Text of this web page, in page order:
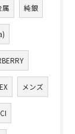
属 純銀
メンズ